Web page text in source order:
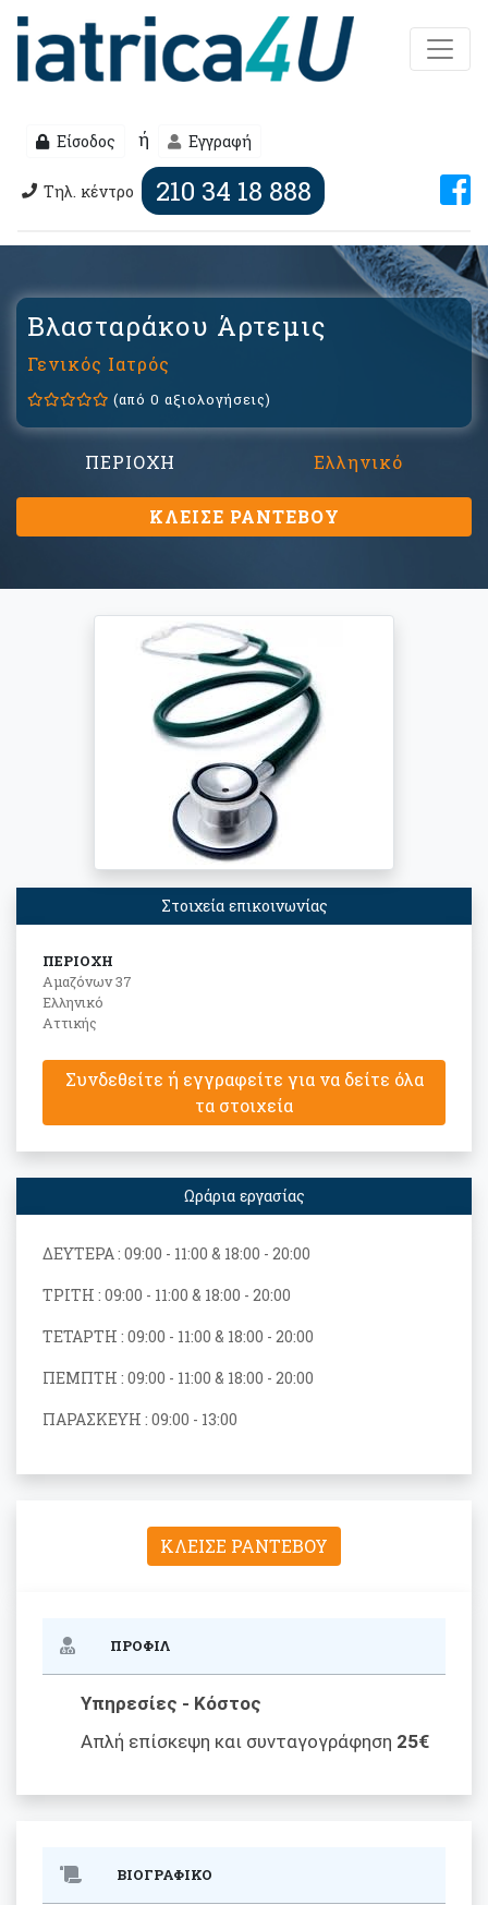
Είσοδος ή Εγγραφή
Τηλ. κέντρο 210 34 18 888
Βλασταράκου Άρτεμις
Γενικός Ιατρός
(από 0 αξιολογήσεις)
ΠΕΡΙΟΧΗ Ελληνικό
ΚΛΕΙΣΕ ΡΑΝΤΕΒΟΥ
Στοιχεία επικοινωνίας
ΠΕΡΙΟΧΗ
Αμαζόνων 37
Ελληνικό
Αττικής
Συνδεθείτε ή εγγραφείτε για να δείτε όλα
τα στοιχεία
Ωράρια εργασίας
ΔΕΥΤΕΡΑ : 09:00 - 11:00 & 18:00 - 20:00
ΤΡΙΤΗ : 09:00 - 11:00 & 18:00 - 20:00
ΤΕΤΑΡΤΗ : 09:00 - 11:00 & 18:00 - 20:00
ΠΕΜΠΤΗ : 09:00 - 11:00 & 18:00 - 20:00
ΠΑΡΑΣΚΕΥΗ : 09:00 - 13:00
ΚΛΕΙΣΕ ΡΑΝΤΕΒΟΥ
ΠΡΟΦΙΛ
Υπηρεσίες - Κόστος
Απλή επίσκεψη και συνταγογράφηση 25€
ΒΙΟΓΡΑΦΙΚΟ